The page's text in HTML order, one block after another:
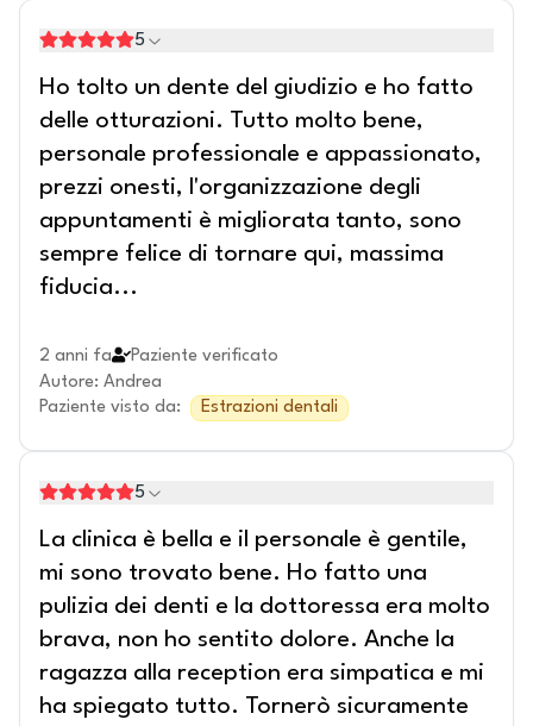
5
Ho tolto un dente del giudizio e ho fatto
delle otturazioni. Tutto molto bene,
personale professionale e appassionato,
prezzi onesti, l'organizzazione degli
appuntamenti è migliorata tanto, sono
sempre felice di tornare qui, massima
fiducia...
2 anni fa
Paziente verificato
Autore: Andrea
Paziente visto da: Estrazioni dentali
5
La clinica è bella e il personale è gentile,
mi sono trovato bene. Ho fatto una
pulizia dei denti e la dottoressa era molto
brava, non ho sentito dolore. Anche la
ragazza alla reception era simpatica e mi
ha spiegato tutto. Tornerò sicuramente